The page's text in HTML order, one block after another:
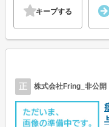
キープする
正 株式会社Fring_非公開